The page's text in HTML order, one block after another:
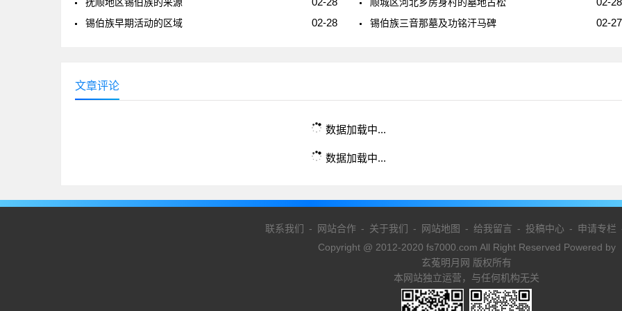
02-28
锡伯族早期活动的区域 02-27
锡伯族三音那墓及功铭汗马碑
文章评论
数据加载中...
数据加载中...
联系我们 - 网站合作- 关于我们 - 网站地图 - 给我留言 - 投稿中心- 申请专栏
Copyright @ 2012-2020 fs7000.com All Right Reserved Powered by
玄菟明月网 版权所有
本网站独立运营，与任何机构无关